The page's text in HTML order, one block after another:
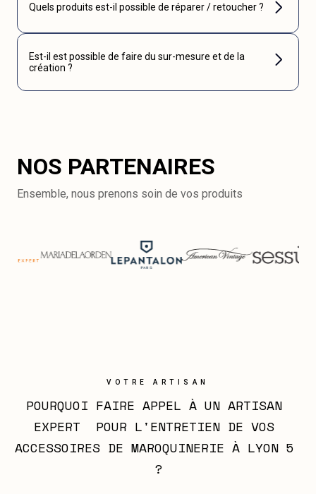
Quels produits est-il possible de réparer / retoucher ?
Est-il est possible de faire du sur-mesure et de la
création ?
NOS PARTENAIRES
Ensemble, nous prenons soin de vos produits
VOTRE ARTISAN
POURQUOI FAIRE APPEL À UN ARTISAN
EXPERT  POUR L'ENTRETIEN DE VOS
ACCESSOIRES DE MAROQUINERIE À LYON 5
?